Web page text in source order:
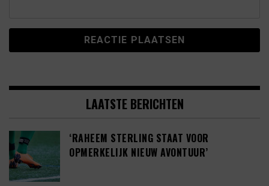
LAATSTE BERICHTEN
‘RAHEEM STERLING STAAT VOOR
OPMERKELIJK NIEUW AVONTUUR’